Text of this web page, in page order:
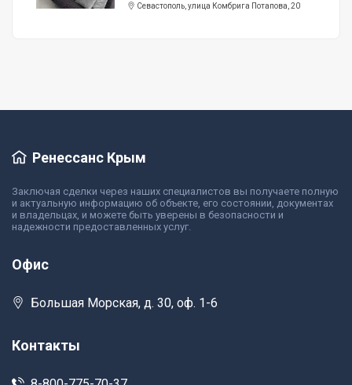
Севастополь, улица Комбрига Потапова, 20
Ренессанс Крым
Заключая сделки через наших специалистов вы получаете полную
и актуальную информацию об объекте, его состоянии, документах
и владельцах, и можете быть уверены в безопасности и
надежности предоставленных услуг.
Офис
Большая Морская, д. 30, оф. 1-6
Контакты